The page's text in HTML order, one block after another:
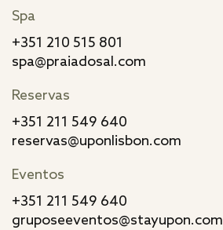
Spa
+351 210 515 801
spa@praiadosal.com
Reservas
+351 211 549 640
reservas@uponlisbon.com
Eventos
+351 211 549 640
gruposeeventos@stayupon.com